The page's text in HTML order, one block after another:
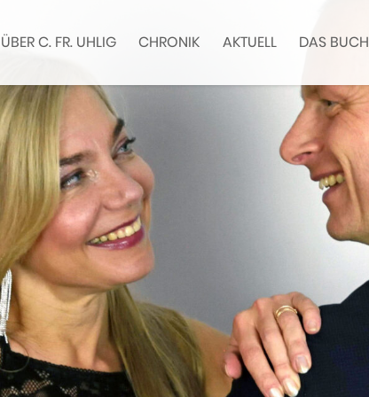
ÜBER C. FR. UHLIG CHRONIK AKTUELL DAS BUCH